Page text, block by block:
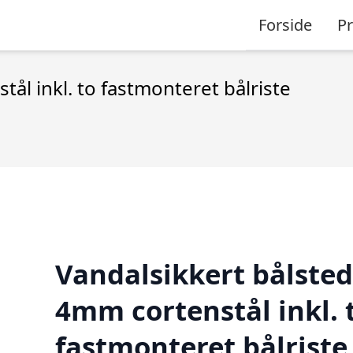
Forside
inkl. to fastmonteret bålriste
Vandalsikkert
4mm cortenstål inkl.